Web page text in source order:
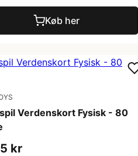
Køb her
Verdenskort Fysisk - 80
kr